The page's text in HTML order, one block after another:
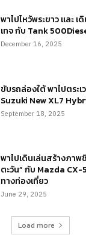
พาไปไหว้พระขาว และ
เทจ กับ Tank
December 16, 2025
ขับรถล่องใต้ พาไปตระเ
Suzuki New XL7
September 18, 2025
พาไปเดินเล่นสร้างภา
ตะวัน” กับ Mazda CX-
ทางท่องเที่ยว
June 29, 2025
Load more